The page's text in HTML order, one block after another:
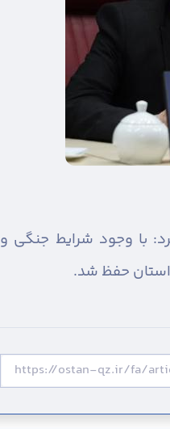
با وجود شرایط جنگی و
استان حفظ شد.